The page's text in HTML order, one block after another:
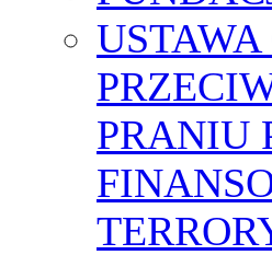
USTAWA
PRANIU